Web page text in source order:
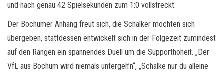
und nach genau 42 Spielsekunden zum 1:0 vollstreckt.
Der Bochumer Anhang freut sich, die Schalker möchten sich
übergeben, stattdessen entwickelt sich in der Folgezeit zumindest
auf den Rängen ein spannendes Duell um die Supporthoheit. „Der
VfL aus Bochum wird niemals untergeh’n“, „Schalke nur du alleine